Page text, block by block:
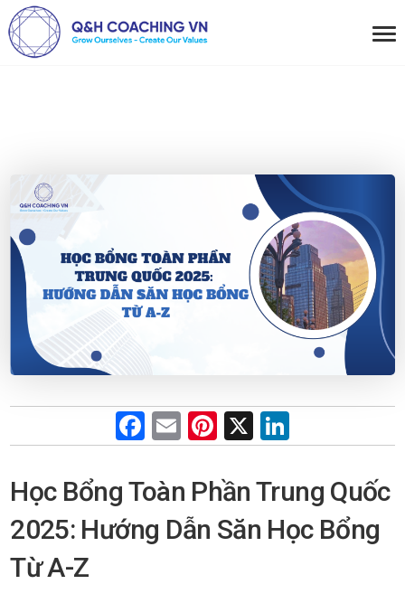
F
a
ce
b
o
E
m
ail
Pi
nt
er
es
t
X
n
ke
dI
n
Học Bổng Toàn Phần Trung Quốc
2025: Hướng Dẫn Săn Học Bổng
Từ A-Z